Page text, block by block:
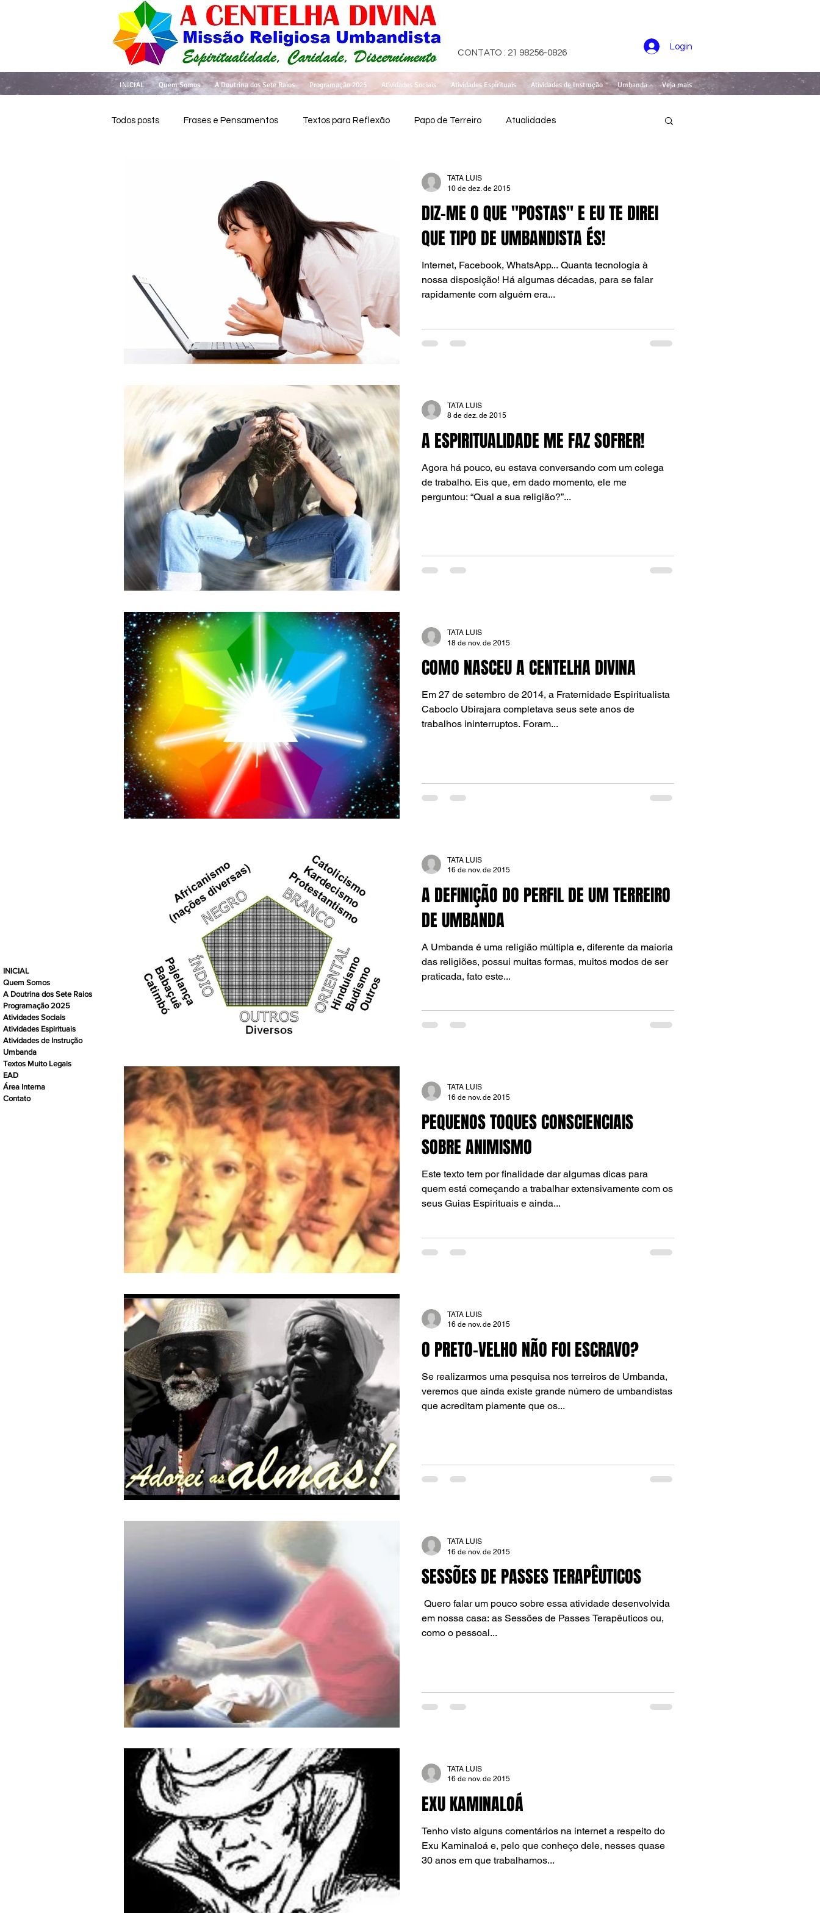
CONTATO : 21 98256-0826
Login
INICIAL
Quem Somos
A Doutrina dos Sete Raios
Programação 2025
Atividades Sociais
Atividades Espirituais
Atividades de Instrução
Umbanda
Textos Muito Legais
EAD
Área Interna
Contato
Todos posts Frases e Pensamentos Textos para Reflexão Papo de Terreiro Atualidades
DIZ-ME O QUE "POSTAS" E EU TE DIREI
QUE TIPO DE UMBANDISTA ÉS!
Internet, Facebook, WhatsApp... Quanta tecnologia à
nossa disposição! Há algumas décadas, para se falar
rapidamente com alguém era...
TATA LUIS
10 de dez. de 2015
A ESPIRITUALIDADE ME FAZ SOFRER!
Agora há pouco, eu estava conversando com um colega
de trabalho. Eis que, em dado momento, ele me
perguntou: “Qual a sua religião?”...
TATA LUIS
8 de dez. de 2015
COMO NASCEU A CENTELHA DIVINA
Em 27 de setembro de 2014, a Fraternidade Espiritualista
Caboclo Ubirajara completava seus sete anos de
trabalhos ininterruptos. Foram...
TATA LUIS
18 de nov. de 2015
A DEFINIÇÃO DO PERFIL DE UM TERREIRO
DE UMBANDA
A Umbanda é uma religião múltipla e, diferente da maioria
das religiões, possui muitas formas, muitos modos de ser
praticada, fato este...
TATA LUIS
16 de nov. de 2015
PEQUENOS TOQUES CONSCIENCIAIS
SOBRE ANIMISMO
Este texto tem por finalidade dar algumas dicas para
quem está começando a trabalhar extensivamente com os
seus Guias Espirituais e ainda...
TATA LUIS
16 de nov. de 2015
O PRETO-VELHO NÃO FOI ESCRAVO?
Se realizarmos uma pesquisa nos terreiros de Umbanda,
veremos que ainda existe grande número de umbandistas
que acreditam piamente que os...
TATA LUIS
16 de nov. de 2015
SESSÕES DE PASSES TERAPÊUTICOS
em nossa casa: as Sessões de Passes Terapêuticos ou,
como o pessoal...
TATA LUIS
16 de nov. de 2015
EXU KAMINALOÁ
Tenho visto alguns comentários na internet a respeito do
Exu Kaminaloá e, pelo que conheço dele, nesses quase
30 anos em que trabalhamos...
TATA LUIS
16 de nov. de 2015
INICIAL Quem Somos A Doutrina dos Sete Raios Programação 2025 Atividades Sociais Atividades Espirituais Atividades de Instrução Umbanda Veja mais